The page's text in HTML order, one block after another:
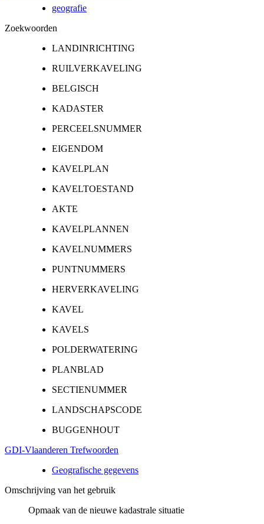
geografie
Zoekwoorden
LANDINRICHTING
RUILVERKAVELING
BELGISCH
KADASTER
PERCEELSNUMMER
EIGENDOM
KAVELPLAN
KAVELTOESTAND
AKTE
KAVELPLANNEN
KAVELNUMMERS
PUNTNUMMERS
HERVERKAVELING
KAVEL
KAVELS
POLDERWATERING
PLANBLAD
SECTIENUMMER
LANDSCHAPSCODE
BUGGENHOUT
GDI-Vlaanderen Trefwoorden
Geografische gegevens
Omschrijving van het gebruik
Opmaak van de nieuwe kadastrale situatie